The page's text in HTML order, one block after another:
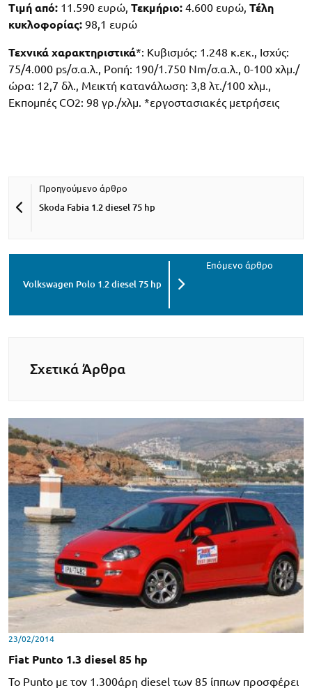
Τιμή από: 11.590 ευρώ, Τεκμήριο: 4.600 ευρώ, Τέλη
κυκλοφορίας: 98,1 ευρώ
Τεχνικά χαρακτηριστικά*: Κυβισμός: 1.248 κ.εκ., Ισχύς:
75/4.000 ps/σ.α.λ., Ροπή: 190/1.750 Nm/σ.α.λ., 0-100 χλμ./
ώρα: 12,7 δλ., Μεικτή κατανάλωση: 3,8 λτ./100 χλμ.,
Εκπομπές CO2: 98 γρ./χλμ. *εργοστασιακές μετρήσεις
Skoda Fabia 1.2 diesel 75 hp
Volkswagen Polo 1.2 diesel 75 hp
Σχετικά Άρθρα
23/02/2014
Fiat Punto 1.3 diesel 85 hp
Το Punto με τον 1.300άρη diesel των 85 ίππων προσφέρει